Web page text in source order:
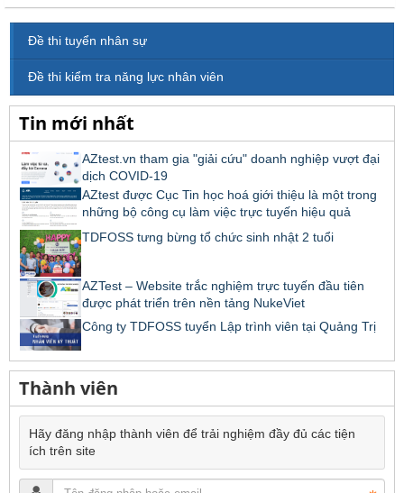
Đề thi tuyển nhân sự
Đề thi kiểm tra năng lực nhân viên
Tin mới nhất
AZtest.vn tham gia "giải cứu" doanh nghiệp vượt đại
dịch COVID-19
AZtest được Cục Tin học hoá giới thiệu là một trong
những bộ công cụ làm việc trực tuyến hiệu quả
TDFOSS tưng bừng tổ chức sinh nhật 2 tuổi
AZTest – Website trắc nghiệm trực tuyến đầu tiên
được phát triển trên nền tảng NukeViet
Công ty TDFOSS tuyển Lập trình viên tại Quảng Trị
Thành viên
Hãy đăng nhập thành viên để trải nghiệm đầy đủ các tiện
ích trên site